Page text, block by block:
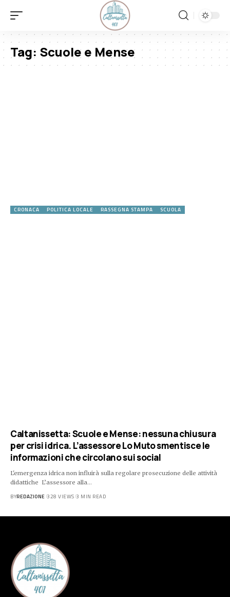
Tag: Scuole e Mense
CRONACA POLITICA LOCALE RASSEGNA STAMPA SCUOLA
Caltanissetta: Scuole e Mense: nessuna chiusura
per crisi idrica. L’assessore Lo Muto smentisce le
informazioni che circolano sui social
L'emergenza idrica non influirà sulla regolare prosecuzione delle attività
didattiche L’assessore alla…
BYREDAZIONE 328 VIEWS 3 MIN READ